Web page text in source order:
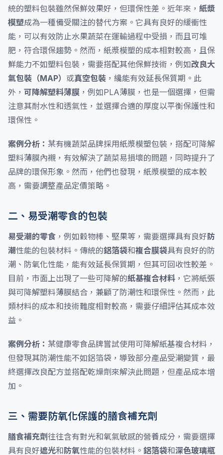
統的塑料包裝雖然保鮮效果好，但環保性差。近年來， 紙漿
模塑成為一種備受關注的替代方案。它具有良好的緩衝性
能，可以有效防止水果蔬菜在運輸過程中受損，而且可堆
肥，符合環保趨勢。然而，紙漿模塑的成本相對較高，且保
鮮能力不如塑料包裝，需要搭配其他保鮮技術，例如改良大
氣包裝（MAP） 或真空包裝 ，纔能有效延長保質期。此
外， 可降解塑料薄膜 ，例如PLA薄膜，也是一個選擇，但需
注意其耐水性和透氣性，並選擇合適的厚度以平衡保護性和
環保性。
案例分析： 某有機蔬菜品牌採用紙漿模塑包裝，搭配可降解
塑料薄膜內襯，有效解決了蔬菜易損壞的問題，同時提升了
品牌的環保形象。然而，他們也發現，紙漿模塑的成本較
高，需要調整產品定價策略。
二、易受潮零食的包裝
易受潮的零食 ，例如穀物棒、堅果等，需要選擇具有良好 防
潮性能的包裝材料。傳統的鋁箔袋和複合膜袋具有良好的防
潮、防氧化性能，能有效延長保質期，但其可回收性較差。
目前，市面上出現了一些可降解的紙基複合材料 ，它將紙張
與可降解塑料薄膜結合，兼顧了防潮性和環保性。然而，此
類材料的成本和技術難度相對較高，需要仔細評估其成本效
益。
案例分析： 某健康零食品牌嘗試使用可降解紙基複合材料，
但發現其防潮性能不如鋁箔袋，導致部分產品受潮變質，最
終選擇改良配方並搭配乾燥劑來解決此問題，但產品成本增
加。
三、需要防氧化保護的膳食補充劑
膳食補充劑往往含有對光和氧氣敏感的營養成分，需要選擇
具有良好遮光和 防氧性能的包裝材料。 鋁箔袋和深色玻璃瓶